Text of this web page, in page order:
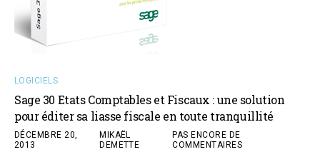
LOGICIELS
Sage 30 Etats Comptables et Fiscaux : une solution
pour éditer sa liasse fiscale en toute tranquillité
DÉCEMBRE 20,
2013
MIKAËL
DEMETTE
PAS ENCORE DE
COMMENTAIRES